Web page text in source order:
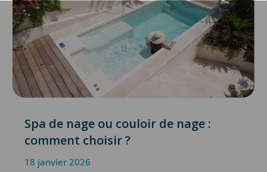
Spa de nage ou couloir de nage :
comment choisir ?
18 janvier 2026